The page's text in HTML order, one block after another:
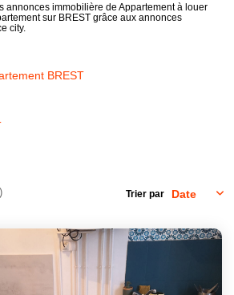
annonces immobilière de Appartement à louer
sur BREST grâce aux annonces
city.
BREST
Trier par